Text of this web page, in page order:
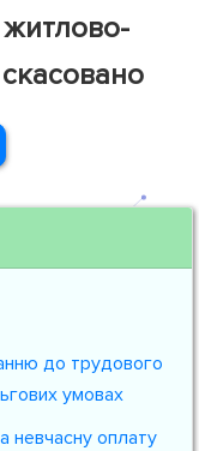
житлово-
до трудового
умовах
невчасну оплату